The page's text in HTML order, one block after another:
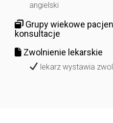
angielski
Grupy wiekowe
konsultacje
Zwolnienie lekarskie
lekarz wystawia